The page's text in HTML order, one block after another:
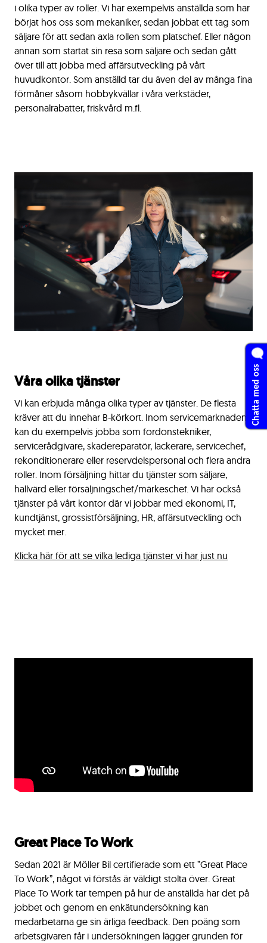
i olika typer av roller. Vi har exempelvis anställda som har
börjat hos oss som mekaniker, sedan jobbat ett tag som
säljare för att sedan axla rollen som platschef. Eller någon
annan som startat sin resa som säljare och sedan gått
över till att jobba med affärsutveckling på vårt
huvudkontor. Som anställd tar du även del av många fina
förmåner såsom hobbykvällar i våra verkstäder,
personalrabatter, friskvård m.fl.
Våra olika tjänster
Vi kan erbjuda många olika typer av tjänster. De flesta
kräver att du innehar B-körkort. Inom servicemarknaden
kan du exempelvis jobba som fordonstekniker,
servicerådgivare, skadereparatör, lackerare, servicechef,
rekonditionerare eller reservdelspersonal och flera andra
roller. Inom försäljning hittar du tjänster som säljare,
hallvärd eller försäljningschef/märkeschef. Vi har också
tjänster på vårt kontor där vi jobbar med ekonomi, IT,
kundtjänst, grossistförsäljning, HR, affärsutveckling och
mycket mer.
Klicka här för att se vilka lediga tjänster vi har just nu
Great Place To Work
Sedan 2021 är Möller Bil certifierade som ett ”Great Place
To Work”, något vi förstås är väldigt stolta över. Great
Place To Work tar tempen på hur de anställda har det på
jobbet och genom en enkätundersökning kan
medarbetarna ge sin ärliga feedback. Den poäng som
arbetsgivaren får i undersökningen lägger grunden för
Chatta med oss